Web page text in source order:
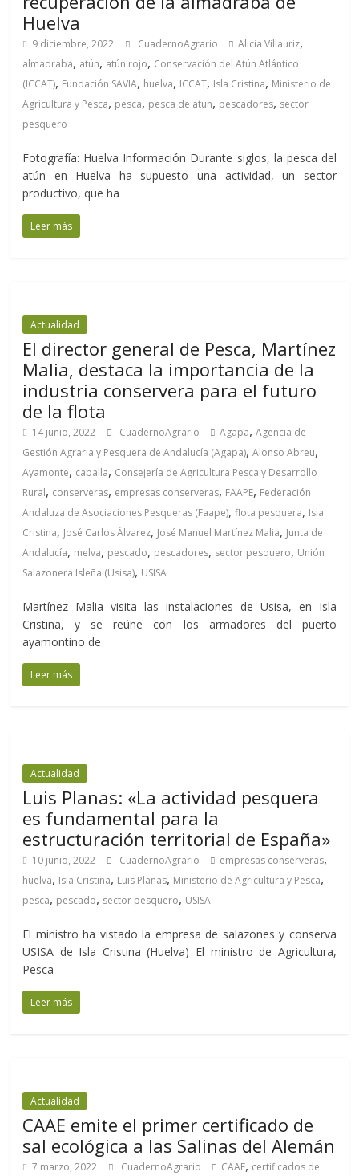
Huelva
9 diciembre, 2022 CuadernoAgrario Alicia Villauriz,
almadraba, atún, atún rojo, Conservación del Atún Atlántico
(ICCAT), Fundación SAVIA, huelva, ICCAT, Isla Cristina, Ministerio de
Agricultura y Pesca, pesca, pesca de atún, pescadores, sector
pesquero
Fotografía: Huelva Información Durante siglos, la pesca del
atún en Huelva ha supuesto una actividad, un sector
productivo, que ha
Leer más
Actualidad
El director general de Pesca, Martínez
Malia, destaca la importancia de la
industria conservera para el futuro
de la flota
14 junio, 2022 CuadernoAgrario Agapa,Agencia de
Gestión Agraria y Pesquera de Andalucía (Agapa),Alonso Abreu,
Ayamonte, caballa, Consejería de Agricultura Pesca y Desarrollo
Rural, conserveras, empresas conserveras, FAAPE, Federación
Andaluza de Asociaciones Pesqueras (Faape),flota pesquera, Isla
Cristina, José Carlos Álvarez, José Manuel Martínez Malia, Junta de
Andalucía, melva, pescado, pescadores, sector pesquero, Unión
Salazonera Isleña (Usisa), USISA
Martínez Malia visita las instalaciones de Usisa, en Isla
Cristina, y se reúne con los armadores del puerto
ayamontino de
Leer más
Actualidad
Luis Planas: «La actividad pesquera
es fundamental para la
estructuración territorial de España»
10 junio, 2022 CuadernoAgrario empresas conserveras,
huelva, Isla Cristina, Luis Planas, Ministerio de Agricultura y Pesca,
pesca, pescado, sector pesquero, USISA
El ministro ha vistado la empresa de salazones y conserva
USISA de Isla Cristina (Huelva) El ministro de Agricultura,
Pesca
Leer más
Actualidad
CAAE emite el primer certificado de
sal ecológica a las Salinas del Alemán
7 marzo, 2022 CuadernoAgrario CAAE, certificados de